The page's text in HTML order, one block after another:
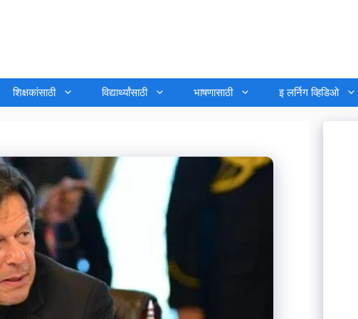
शिक्षकांसाठी विद्यार्थ्यांसाठी भाषणासाठी इ लर्निग व्हिडिओ